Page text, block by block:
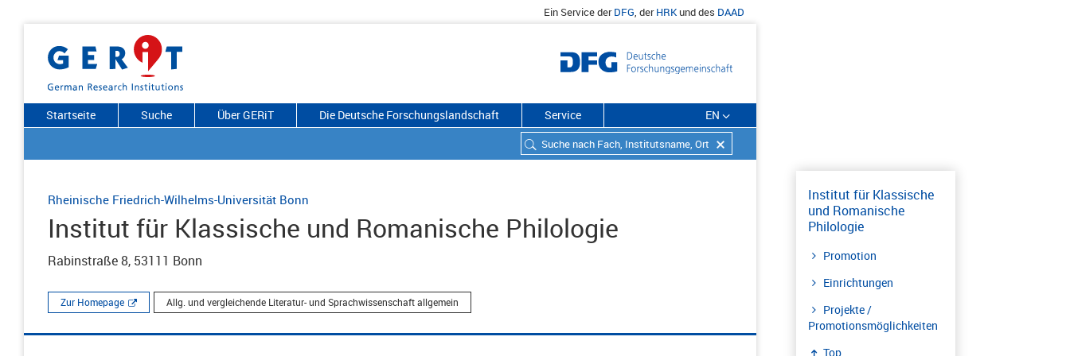
Ein Service derDFG, derHRKund des DAAD
Startseite Suche Über GERiT Die Deutsche Forschungslandschaft Service EN
Institut für Klassische
und Romanische
Philologie
Promotion
Einrichtungen
Projekte /
Promotionsmöglichkeiten
Top
Rheinische Friedrich-Wilhelms-Universität Bonn
Institut für Klassische und Romanische Philologie
Rabinstraße 8, 53111 Bonn
Zur Homepage Allg. und vergleichende Literatur- und Sprachwissenschaft allgemein